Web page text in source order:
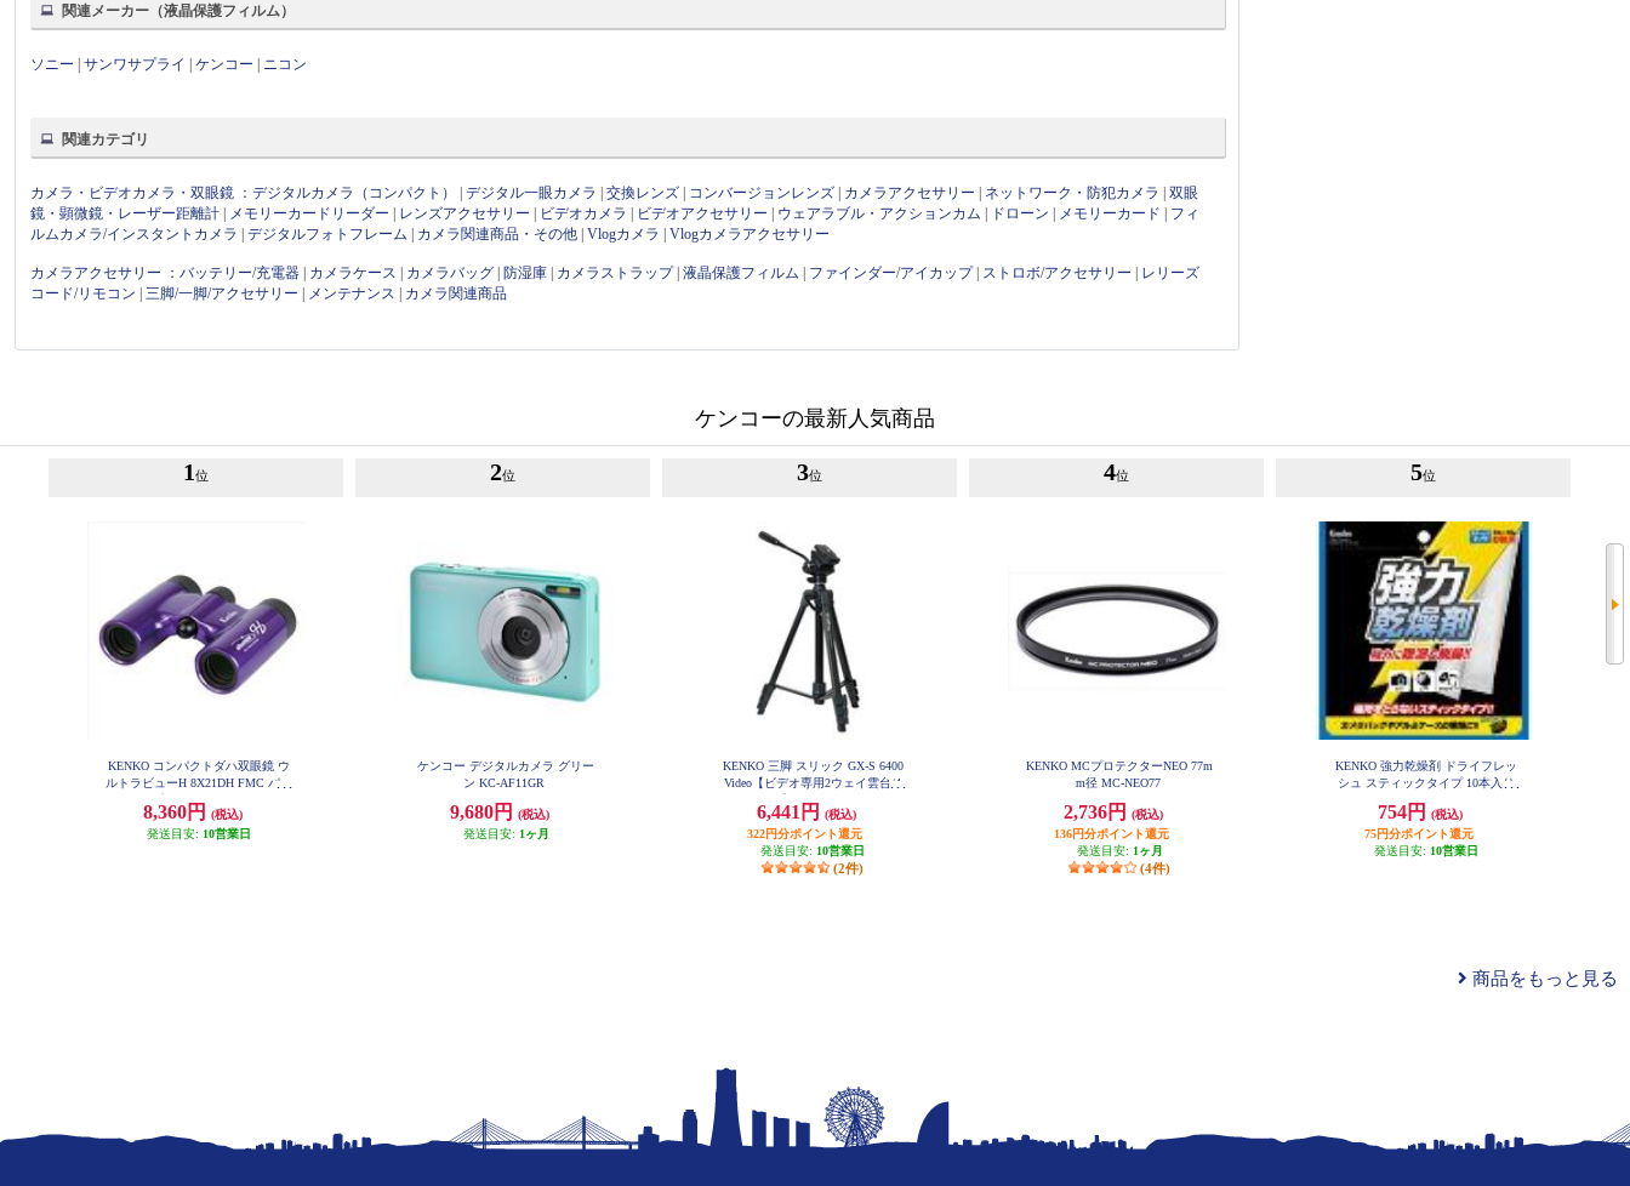
関連メーカー（液晶保護フィルム）
ソニー |サンワサプライ |ケンコー ニコン
関連カテゴリ
カメラ・ビデオカメラ・双眼鏡 ：デジタルカメラ（コンパクト） |デジタル一眼カメラ |交換レンズ コンバージョンレンズ カメラアクセサリー ネットワーク・防犯カメラ |双眼
鏡・顕微鏡・レーザー距離計
メモリーカードリーダー レンズアクセサリー ビデオカメラ ビデオアクセサリー ウェアラブル・アクションカム ドローン メモリーカード
フィ
ルムカメラ/インスタントカメラ
|デジタルフォトフレーム カメラ関連商品・その他 |Vlogカメラ |Vlogカメラアクセサリー
カメラアクセサリー ：バッテリー/充電器 カメラケース カメラバッグ 防湿庫 カメラストラップ|液晶保護フィルム ファインダー/アイカップ| ストロボ/アクセサリー
レリーズ
コード/リモコン |三脚/一脚/アクセサリー メンテナンス カメラ関連商品
ケンコーの最新人気商品
1 位
KENKO コンパクトダハ双眼鏡 ウ
ルトラビューH 8X21DH FMC パー
8,360円
(税込)
発送目安: 10営業日
2位
ケンコー デジタルカメラ グリー
ン KC-AF11GR
9,680円
(税込)
発送目安: 1ヶ月
3位
KENKO 三脚 スリック GX-S 6400
Video【ビデオ専用2ウェイ雲台/4
6,441円
(税込)
322円分ポイント還元
発送目安: 10営業日
(2件)
4位
KENKO MCプロテクターNEO 77m
m径 MC-NEO77
2,736円
(税込)
136円分ポイント還元
発送目安: 1ヶ月
(4件)
5位
KENKO 強力乾燥剤 ドライフレッ
シュ スティックタイプ 10本入り
754円
(税込)
75円分ポイント還元
発送目安: 10営業日
商品をもっと見る